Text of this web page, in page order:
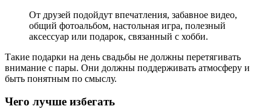
От друзей подойдут впечатления, забавное видео,
общий фотоальбом, настольная игра, полезный
аксессуар или подарок, связанный с хобби.
Такие подарки на день свадьбы не должны перетягивать
внимание с пары. Они должны поддерживать атмосферу и
быть понятным по смыслу.
Чего лучше избегать